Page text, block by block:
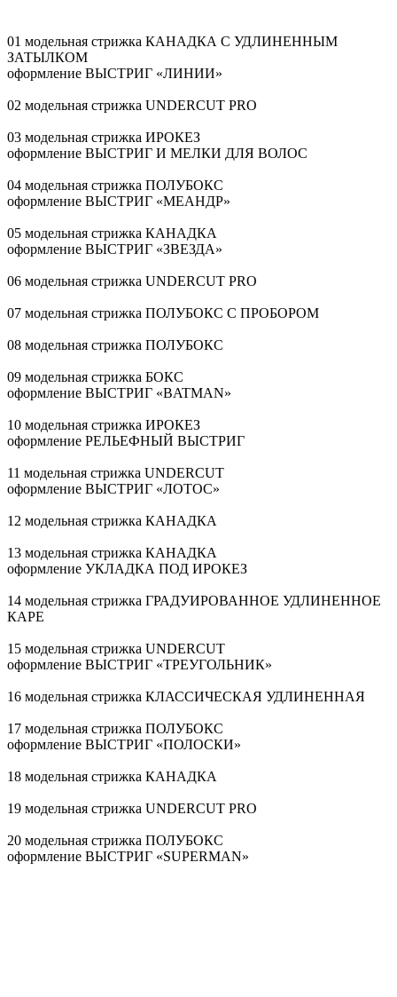
01 модельная стрижка КАНАДКА С УДЛИНЕННЫМ
ЗАТЫЛКОМ
оформление ВЫСТРИГ «ЛИНИИ»
02 модельная стрижка UNDERCUT PRO
03 модельная стрижка ИРОКЕЗ
оформление ВЫСТРИГ И МЕЛКИ ДЛЯ ВОЛОС
04 модельная стрижка ПОЛУБОКС
оформление ВЫСТРИГ «МЕАНДР»
05 модельная стрижка КАНАДКА
оформление ВЫСТРИГ «ЗВЕЗДА»
06 модельная стрижка UNDERCUT PRO
07 модельная стрижка ПОЛУБОКС С ПРОБОРОМ
08 модельная стрижка ПОЛУБОКС
09 модельная стрижка БОКС
оформление ВЫСТРИГ «BATMAN»
10 модельная стрижка ИРОКЕЗ
оформление РЕЛЬЕФНЫЙ ВЫСТРИГ
11 модельная стрижка UNDERCUT
оформление ВЫСТРИГ «ЛОТОС»
12 модельная стрижка КАНАДКА
13 модельная стрижка КАНАДКА
оформление УКЛАДКА ПОД ИРОКЕЗ
14 модельная стрижка ГРАДУИРОВАННОЕ УДЛИНЕННОЕ
КАРЕ
15 модельная стрижка UNDERCUT
оформление ВЫСТРИГ «ТРЕУГОЛЬНИК»
16 модельная стрижка КЛАССИЧЕСКАЯ УДЛИНЕННАЯ
17 модельная стрижка ПОЛУБОКС
оформление ВЫСТРИГ «ПОЛОСКИ»
18 модельная стрижка КАНАДКА
19 модельная стрижка UNDERCUT PRO
20 модельная стрижка ПОЛУБОКС
оформление ВЫСТРИГ «SUPERMAN»